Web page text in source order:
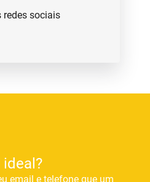
redes sociais
email e telefone que um